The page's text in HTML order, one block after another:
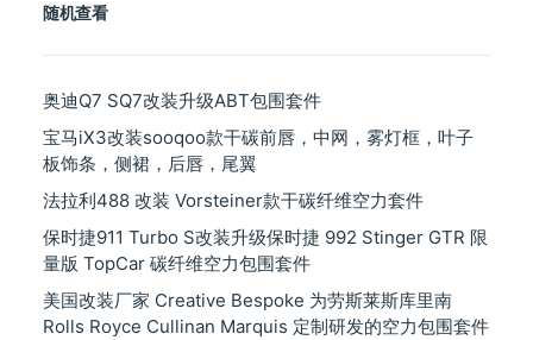
随机查看
奥迪Q7 SQ7改装升级ABT包围套件
宝马iX3改装sooqoo款干碳前唇，中网，雾灯框，叶子
板饰条，侧裙，后唇，尾翼
法拉利488 改装 Vorsteiner款干碳纤维空力套件
保时捷911 Turbo S改装升级保时捷 992 Stinger GTR 限
量版 TopCar 碳纤维空力包围套件
美国改装厂家 Creative Bespoke 为劳斯莱斯库里南
Rolls Royce Cullinan Marquis 定制研发的空力包围套件